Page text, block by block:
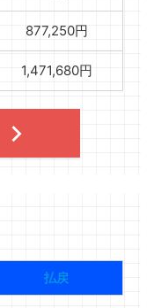
877,250円
1,471,680円
払戻